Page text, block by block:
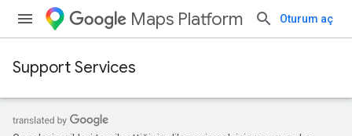
Maps Platform Oturum aç
Support Services